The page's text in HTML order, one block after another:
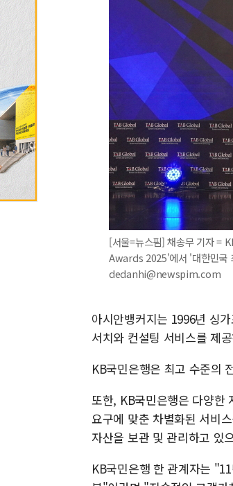
[서울=뉴스핌] 채송무 기자
Awards 2025'에서 '대한민국
dedanhi@newspim.com
아시안뱅커지는 1996년 싱
서치와 컨설팅 서비스를 제
KB국민은행은 최고 수준의
또한, KB국민은행은 다양한
요구에 맞춘 차별화된 서비
자산을 보관 및 관리하고 있
KB국민은행 한 관계자는